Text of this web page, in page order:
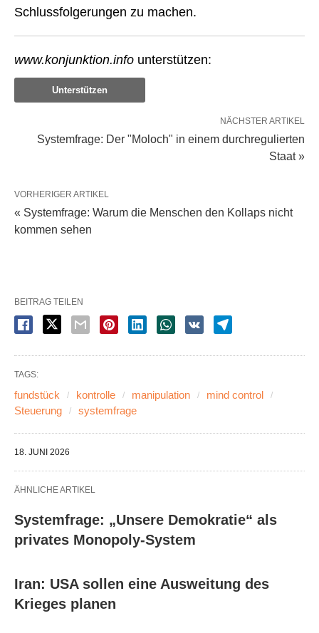
Schlussfolgerungen zu machen.
www.konjunktion.info unterstützen:
Unterstützen
NÄCHSTER ARTIKEL
Systemfrage: Der "Moloch" in einem durchregulierten
Staat »
VORHERIGER ARTIKEL
« Systemfrage: Warum die Menschen den Kollaps nicht
kommen sehen
BEITRAG TEILEN
TAGS:
fundstück kontrolle manipulation
mind control
Steuerung
systemfrage
18. JUNI 2026
ÄHNLICHE ARTIKEL
Systemfrage: „Unsere Demokratie“ als
privates Monopoly-System
Iran: USA sollen eine Ausweitung des
Krieges planen